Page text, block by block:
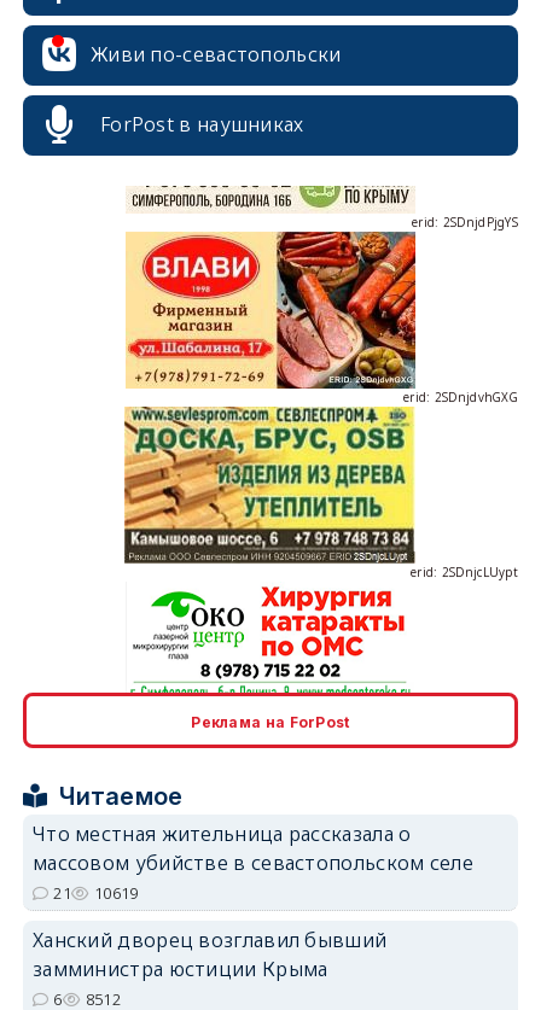
Живи по-севастопольски
ForPost в наушниках
erid: 2SDnjcrDNw6
erid: 2SDnjdPjgYS
erid: 2SDnjdvhGXG
erid: 2SDnjcLUypt
Реклама на ForPost
Читаемое
Что местная жительница рассказала о
массовом убийстве в севастопольском селе
21 10619
Ханский дворец возглавил бывший
замминистра юстиции Крыма
6 8512